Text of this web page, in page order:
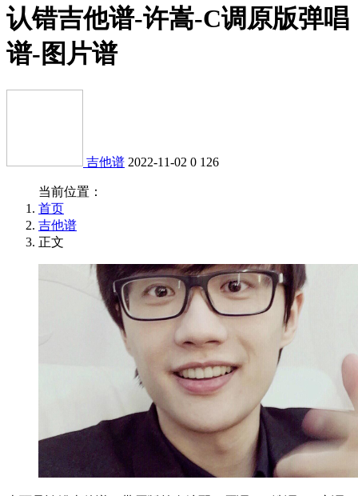
认错吉他谱-许嵩-C调原版弹唱
谱-图片谱
吉他谱 2022-11-02 0 126
当前位置：
首页
吉他谱
正文